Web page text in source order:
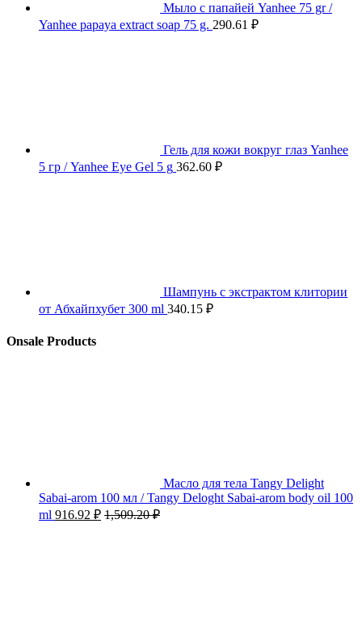
Мыло с папайей Yanhee 75 gr /
Yanhee papaya extract soap 75 g. 290.61 ₽
Гель для кожи вокруг глаз Yanhee
5 гр / Yanhee Eye Gel 5 g 362.60 ₽
Шампунь с экстрактом клитории
от Абхайпхубет 300 ml 340.15 ₽
Onsale Products
Масло для тела Tangy Delight
Sabai-arom 100 мл / Tangy Deloght Sabai-arom body oil 100
ml 916.92 ₽ 1,509.20₽